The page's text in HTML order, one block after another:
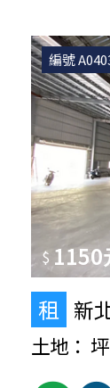
編號
$
租 新
土地： 坪